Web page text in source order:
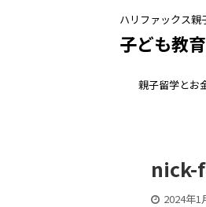
ハリファックス親
子ども教
親子留学とお
nick-
2024年1